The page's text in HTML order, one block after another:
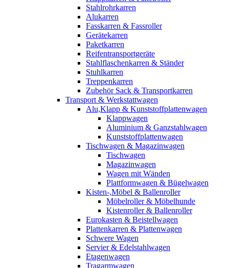
Stahlrohrkarren
Alukarren
Fasskarren & Fassroller
Gerätekarren
Paketkarren
Reifentransportgeräte
Stahlflaschenkarren & Ständer
Stuhlkarren
Treppenkarren
Zubehör Sack & Transportkarren
Transport & Werkstattwagen
Alu,Klapp & Kunststoffplattenwagen
Klappwagen
Aluminium & Ganzstahlwagen
Kunststoffplattenwagen
Tischwagen & Magazinwagen
Tischwagen
Magazinwagen
Wagen mit Wänden
Plattformwagen & Bügelwagen
Kisten-,Möbel & Ballenroller
Möbelroller & Möbelhunde
Kistenroller & Ballenroller
Eurokasten & Beistellwagen
Plattenkarren & Plattenwagen
Schwere Wagen
Servier & Edelstahlwagen
Etagenwagen
Tragarmwagen